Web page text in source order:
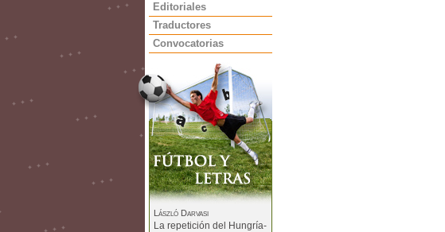
Editoriales
Traductores
Convocatorias
László Darvasi
La repetición del Hungría-